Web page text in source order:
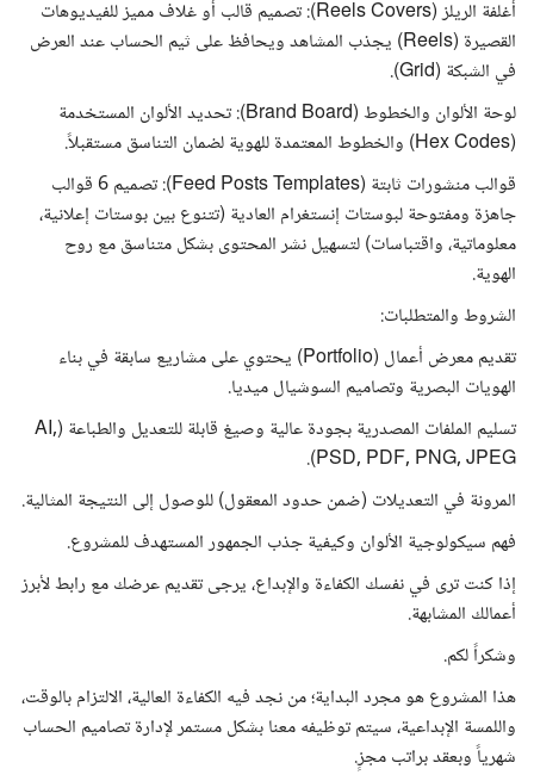
أغلفة الريلز (Reels Covers): تصميم قالب أو غلاف مميز للفيديوهات
القصيرة (Reels) يجذب المشاهد ويحافظ على ثيم الحساب عند العرض
في الشبكة (Grid).
لوحة الألوان والخطوط (Brand Board): تحديد الألوان المستخدمة
(Hex Codes) والخطوط المعتمدة للهوية لضمان التناسق مستقبلاً.
قوالب منشورات ثابتة (Feed Posts Templates): تصميم 6 قوالب
جاهزة ومفتوحة لبوستات إنستغرام العادية (تتنوع بين بوستات إعلانية،
معلوماتية، واقتباسات) لتسهيل نشر المحتوى بشكل متناسق مع روح
الهوية.
الشروط والمتطلبات:
تقديم معرض أعمال (Portfolio) يحتوي على مشاريع سابقة في بناء
الهويات البصرية وتصاميم السوشيال ميديا.
تسليم الملفات المصدرية بجودة عالية وصيغ قابلة للتعديل والطباعة (AI,
PSD, PDF, PNG, JPEG).
المرونة في التعديلات (ضمن حدود المعقول) للوصول إلى النتيجة المثالية.
فهم سيكولوجية الألوان وكيفية جذب الجمهور المستهدف للمشروع.
إذا كنت ترى في نفسك الكفاءة والإبداع، يرجى تقديم عرضك مع رابط لأبرز
أعمالك المشابهة.
وشكراً لكم.
هذا المشروع هو مجرد البداية؛ من نجد فيه الكفاءة العالية، الالتزام بالوقت،
واللمسة الإبداعية، سيتم توظيفه معنا بشكل مستمر لإدارة تصاميم الحساب
شهرياً وبعقد براتب مجزٍ.